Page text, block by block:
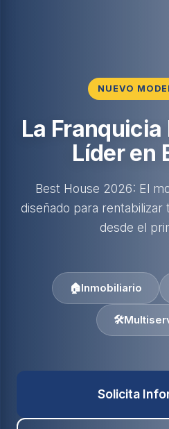
NUEVO
La
Líder en
Best House 2026: El
diseñado para rentabilizar
desde el
🏠Inmobiliario
🛠️
Solicita